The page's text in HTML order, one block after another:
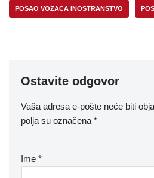
POSAO VOZACA INOSTRANSTVO
Ostavite odgovor
Vaša adresa e-pošte neće biti
polja su označena *
Ime *